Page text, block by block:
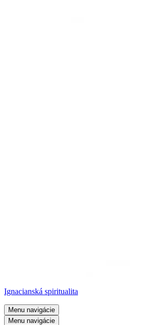
Ignacianská spiritualita
Menu navigácie
Menu navigácie